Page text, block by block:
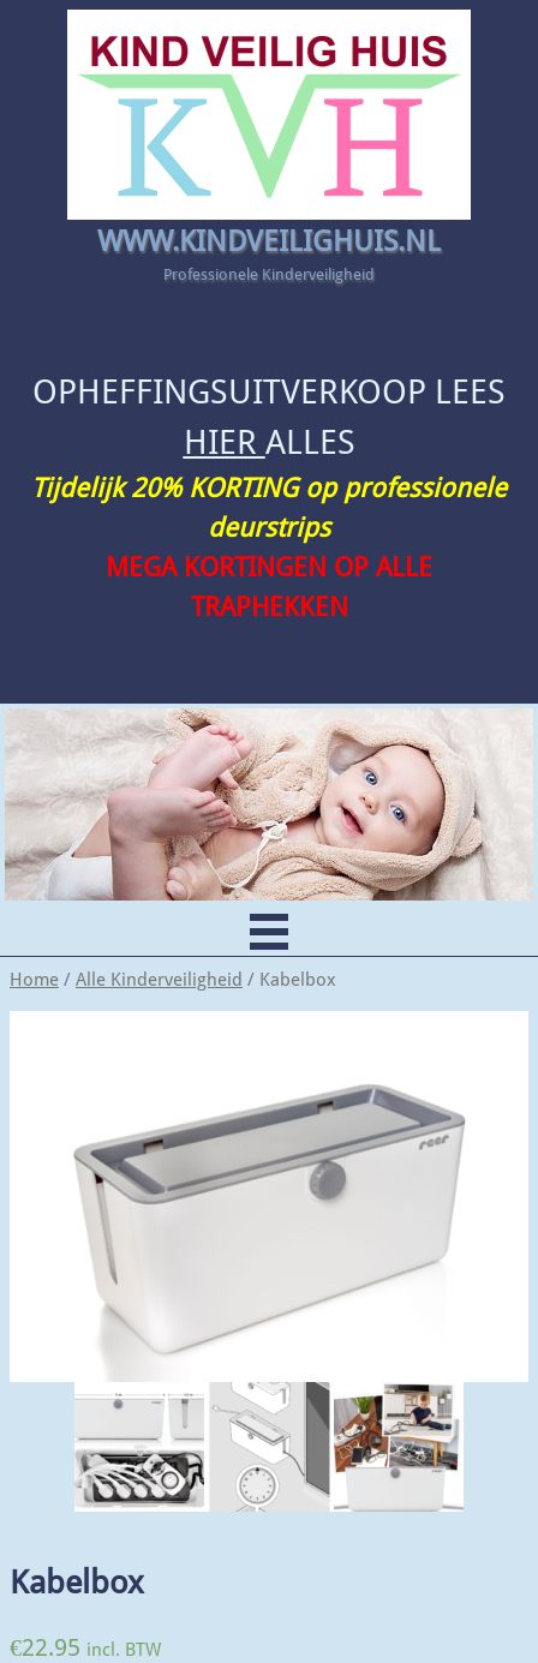
Home / Alle Kinderveiligheid / Kabelbox
Kabelbox
€22.95 incl. BTW
WWW.KINDVEILIGHUIS.NL
Professionele Kinderveiligheid
OPHEFFINGSUITVERKOOP LEES
HIER ALLES
Tijdelijk 20% KORTING op professionele
deurstrips
MEGA KORTINGEN OP ALLE
TRAPHEKKEN